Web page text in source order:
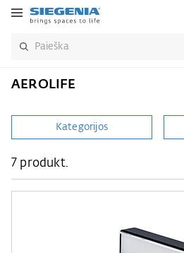
AEROLIFE
Kategorijos
7 produkt.